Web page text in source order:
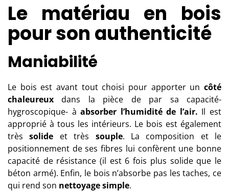
Le matériau en bois
pour son authenticité
Maniabilité
Le bois est avant tout choisi pour apporter un côté
chaleureux dans la pièce de par sa capacité-
hygroscopique- àabsorber l’humidité de l’air. Il est
approprié à tous les intérieurs. Le bois est également
trèssolide et très souple. La composition et le
positionnement de ses fibres lui confèrent une bonne
capacité de résistance (il est 6 fois plus solide que le
béton armé). Enfin, le bois n’absorbe pas les taches, ce
qui rend son nettoyage simple.